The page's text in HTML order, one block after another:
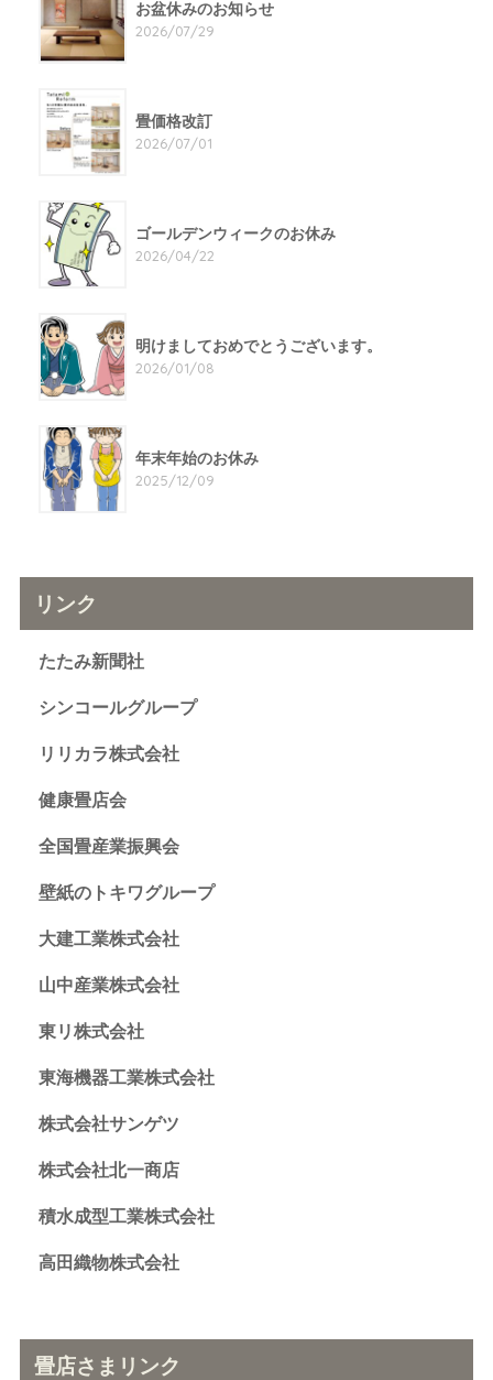
お盆休みのお知らせ
2026/07/29
畳価格改訂
2026/07/01
ゴールデンウィークのお休み
2026/04/22
明けましておめでとうございます。
2026/01/08
年末年始のお休み
2025/12/09
リンク
たたみ新聞社
シンコールグループ
リリカラ株式会社
健康畳店会
全国畳産業振興会
壁紙のトキワグループ
大建工業株式会社
山中産業株式会社
東リ株式会社
東海機器工業株式会社
株式会社サンゲツ
株式会社北一商店
積水成型工業株式会社
高田織物株式会社
畳店さまリンク